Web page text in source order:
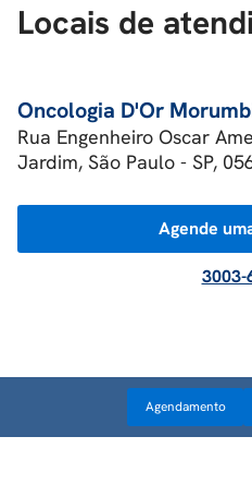
Locais de
Oncologia D'Or
Rua Engenheiro Oscar
Jardim, São Paulo - SP,
Agende
3003-
Agendamento